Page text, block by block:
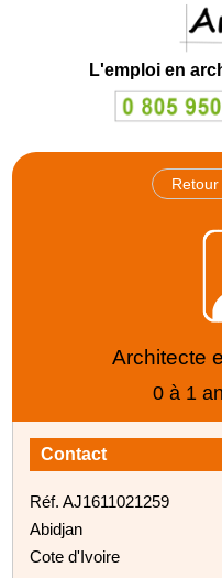
L'emploi en
Architecte
0 à 1
Contact
Réf. AJ1611021259
Abidjan
Cote d'Ivoire